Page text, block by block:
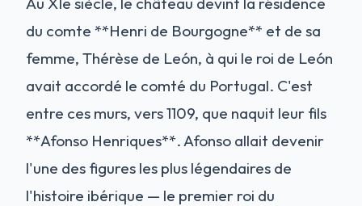
du comte **Henri de Bourgogne** et de sa
femme, Thérèse de León, à qui le roi de León
avait accordé le comté du Portugal. C'est
entre ces murs, vers 1109, que naquit leur fils
**Afonso Henriques**. Afonso allait devenir
l'une des figures les plus légendaires de
l'histoire ibérique — le premier roi du